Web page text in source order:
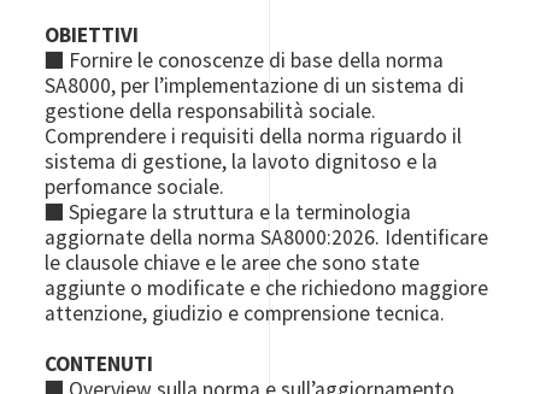
OBIETTIVI
■ Fornire le conoscenze di base della norma
SA8000, per l’implementazione di un sistema di
gestione della responsabilità sociale.
Comprendere i requisiti della norma riguardo il
sistema di gestione, la lavoto dignitoso e la
perfomance sociale.
■ Spiegare la struttura e la terminologia
aggiornate della norma SA8000:2026. Identificare
le clausole chiave e le aree che sono state
aggiunte o modificate e che richiedono maggiore
attenzione, giudizio e comprensione tecnica.
CONTENUTI